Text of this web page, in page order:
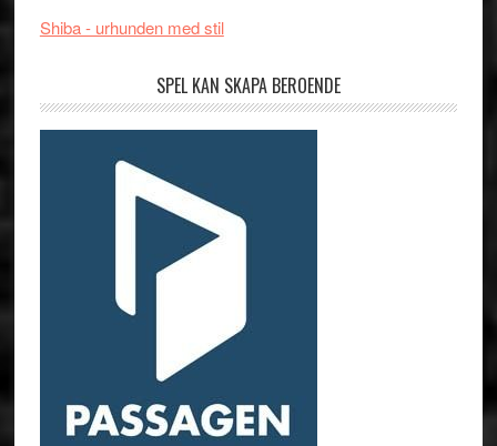
Shiba - urhunden med stil
SPEL KAN SKAPA BEROENDE